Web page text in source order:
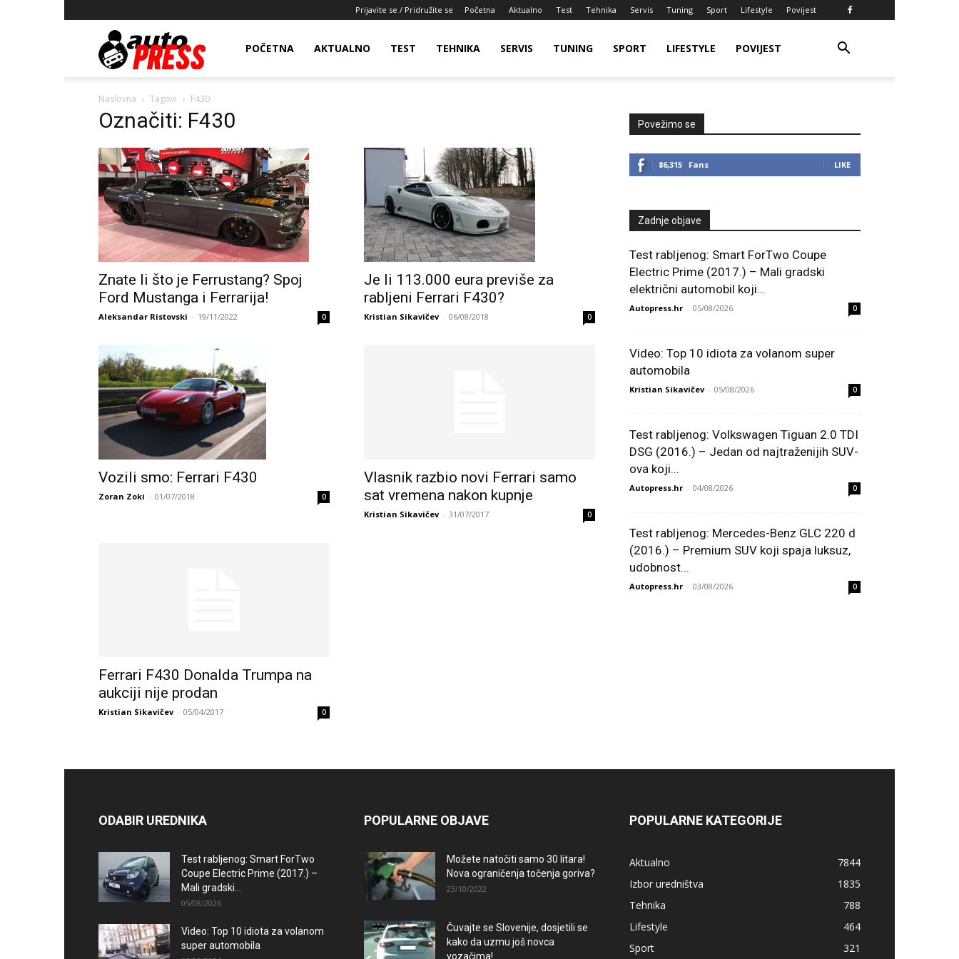
Prijavite se / Pridružite se Početna Aktualno Test Tehnika Servis Tuning Sport Lifestyle Povijest
AutopressHRPOČETNA AKTUALNO TEST TEHNIKA SERVIS TUNING SPORT LIFESTYLE POVIJEST
Naslovna Tagovi F430
Označiti: F430
Znate li što je Ferrustang? Spoj
Ford Mustanga i Ferrarija!
Aleksandar Ristovski - 19/11/2022 0
Je li 113.000 eura previše za
rabljeni Ferrari F430?
Kristian Sikavičev - 06/08/2018 0
Vozili smo: Ferrari F430
Zoran Zoki - 01/07/2018 0
Vlasnik razbio novi Ferrari samo
sat vremena nakon kupnje
Kristian Sikavičev - 31/07/2017 0
Ferrari F430 Donalda Trumpa na
aukciji nije prodan
Kristian Sikavičev - 05/04/2017 0
Povežimo se
86,315 Fans LIKE
Zadnje objave
Test rabljenog: Smart ForTwo Coupe
Electric Prime (2017.) – Mali gradski
električni automobil koji...
Autopress.hr - 05/08/2026 0
Video: Top 10 idiota za volanom super
automobila
Kristian Sikavičev - 05/08/2026 0
Test rabljenog: Volkswagen Tiguan 2.0 TDI
DSG (2016.) – Jedan od najtraženijih SUV-
ova koji...
Autopress.hr - 04/08/2026 0
Test rabljenog: Mercedes-Benz GLC 220 d
(2016.) – Premium SUV koji spaja luksuz,
udobnost...
Autopress.hr - 03/08/2026 0
ODABIR UREDNIKA
Test rabljenog: Smart ForTwo
Coupe Electric Prime (2017.) –
Mali gradski...
05/08/2026
Video: Top 10 idiota za volanom
super automobila
POPULARNE OBJAVE
Možete natočiti samo 30 litara!
Nova ograničenja točenja goriva?
23/10/2022
Čuvajte se Slovenije, dosjetili se
kako da uzmu još novca
vozačima!
POPULARNE KATEGORIJE
Aktualno
7844
Izbor uredništva
1835
Tehnika
788
Lifestyle
464
Sport
321